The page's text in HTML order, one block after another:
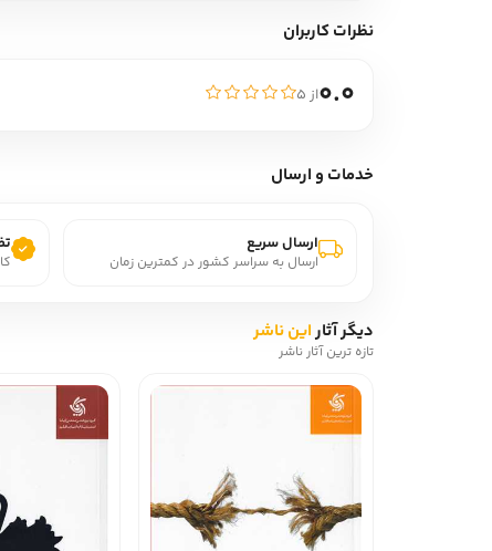
نظرات کاربران
0.0از ۵
خدمات و ارسال
ارسال سریع
ارسال به سراسر کشور در کمترین زمان
دیگر آثاراین ناشر
تازه ترین آثار ناشر